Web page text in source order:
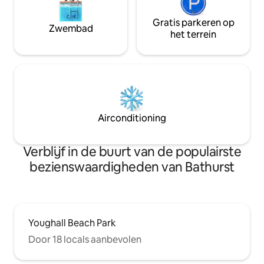
Zwembad
Gratis parkeren op
het terrein
Airconditioning
Verblijf in de buurt van de populairste
bezienswaardigheden van Bathurst
Youghall Beach Park
Door 18 locals aanbevolen